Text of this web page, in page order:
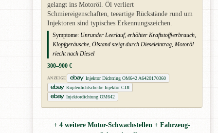
gelangt ins Motoröl. Öl verliert
Schmiereigenschaften, teeartige Rückstände rund um
Injektoren sind typisches Erkennungszeichen.
Symptome: Unrunder Leerlauf, erhöhter Kraftstoffverbrauch,
Klopfgeräusche, Ölstand steigt durch Dieseleintrag, Motoröl
riecht nach Diesel
300–900 €
ANZEIGE
Injektor Dichtring OM642 A6420170360
Kupferdichtscheibe Injektor CDI
Injektordichtung OM642
+ 4 weitere Motor-Schwachstellen + Fahrzeug-